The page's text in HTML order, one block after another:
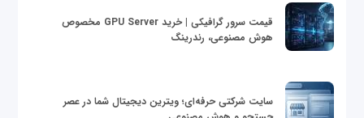
قیمت سرور گرافیکی | خرید GPU Server مخصوص
هوش مصنوعی، رندرینگ
سایت شرکتی حرفه‌ای؛ ویترین دیجیتال شما در عصر